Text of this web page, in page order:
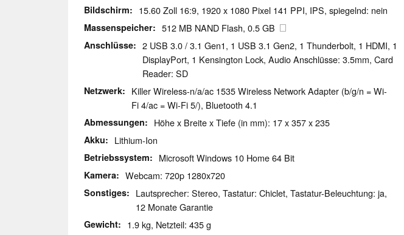
Bildschirm 15.60 Zoll 16:9, 1920 x 1080 Pixel 141 PPI, IPS, spiegelnd: nein
Massenspeicher 512 MB NAND Flash, 0.5 GB
Anschlüsse
2 USB 3.0 / 3.1 Gen1, 1 USB 3.1 Gen2, 1 Thunderbolt, 1 HDMI, 1
DisplayPort, 1 Kensington Lock, Audio Anschlüsse: 3.5mm, Card
Reader: SD
Netzwerk
Killer Wireless-n/a/ac 1535 Wireless Network Adapter (b/g/n = Wi-
Fi 4/ac = Wi-Fi 5/), Bluetooth 4.1
Abmessungen Höhe x Breite x Tiefe (in mm): 17 x 357 x 235
Akku Lithium-Ion
Betriebssystem Microsoft Windows 10 Home 64 Bit
Kamera Webcam: 720p 1280x720
Sonstiges
Lautsprecher: Stereo, Tastatur: Chiclet, Tastatur-Beleuchtung: ja,
12 Monate Garantie
Gewicht 1.9 kg, Netzteil: 435 g